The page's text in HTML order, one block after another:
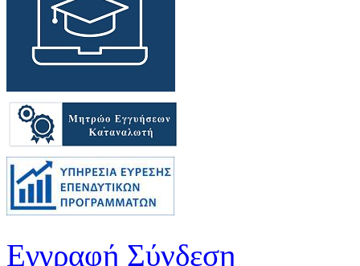
Εγγραφή Σύνδεση